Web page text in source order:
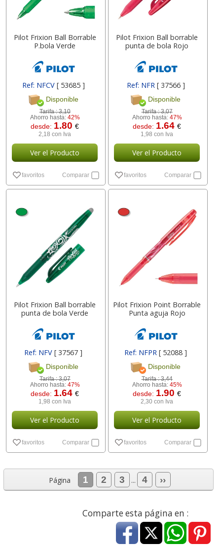
Pilot Frixion Ball Borrable
P.bola Verde
Ref: NFCV [ 53685 ]
Disponible
Tarifa :3,10
Ahorro hasta: 42%
desde: 1.80€
2,18 con Iva
Ver el Producto
favoritos Comparar
Pilot Frixion Ball borrable
punta de bola Rojo
Ref: NFR [ 37566 ]
Disponible
Tarifa :3,07
Ahorro hasta: 47%
desde: 1.64€
1,98 con Iva
Ver el Producto
favoritos Comparar
Pilot Frixion Ball borrable
punta de bola Verde
Ref: NFV[ 37567 ]
Disponible
Tarifa :3,07
Ahorro hasta: 47%
desde: 1.64€
1,98 con Iva
Ver el Producto
favoritos Comparar
Pilot Frixion Point Borrable
Punta aguja Rojo
Ref: NFPR [ 52088 ]
Disponible
Tarifa :3,44
Ahorro hasta: 45%
desde: 1.90€
2,30 con Iva
Ver el Producto
favoritos Comparar
Página 1 2 3 ... 4 ››
Comparte esta página en :